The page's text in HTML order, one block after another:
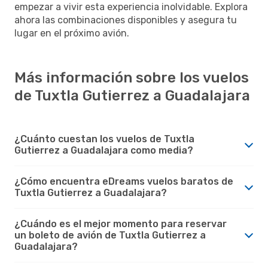
empezar a vivir esta experiencia inolvidable. Explora
ahora las combinaciones disponibles y asegura tu
lugar en el próximo avión.
Más información sobre los vuelos
de Tuxtla Gutierrez a Guadalajara
¿Cuánto cuestan los vuelos de Tuxtla
Gutierrez a Guadalajara como media?
¿Cómo encuentra eDreams vuelos baratos de
Tuxtla Gutierrez a Guadalajara?
¿Cuándo es el mejor momento para reservar
un boleto de avión de Tuxtla Gutierrez a
Guadalajara?